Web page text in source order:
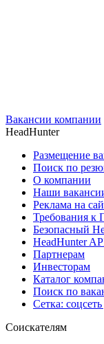
Вакансии компании
HeadHunter
Размещение
Поиск по
О компании
Наши
Реклама на
Требования к
Безопасный
HeadHunter
Партнерам
Инвесторам
Каталог
Поиск по
Сетка:
Соискателям